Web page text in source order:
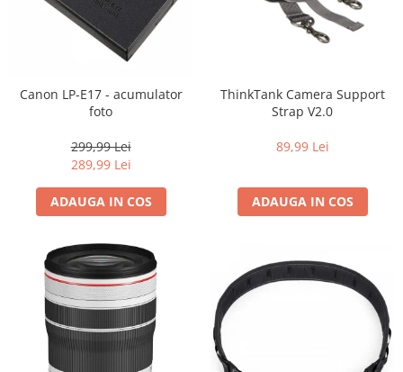
Canon LP-E17 - acumulator
foto
299,99 Lei
289,99 Lei
ADAUGA IN COS
ThinkTank Camera Support
Strap V2.0
89,99 Lei
ADAUGA IN COS